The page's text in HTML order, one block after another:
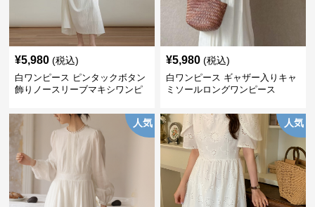
¥5,980 (税込)
白ワンピース ピンタックボタン
飾りノースリーブマキシワンピ
¥5,980 (税込)
白ワンピース ギャザー入りキャ
ミソールロングワンピース
人気 人気